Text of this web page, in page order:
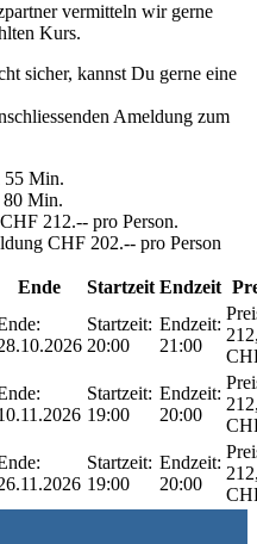
vermitteln wir gerne
Kurs.
sicher, kannst Du gerne eine
Ameldung zum
55 Min.
Min.
212.-- pro Person.
202.-- pro Person
Ende Startzeit Endzeit
Startzeit:
20:00
Endzeit:
21:00
Startzeit:
19:00
Endzeit:
20:00
Startzeit:
19:00
Endzeit:
20:00